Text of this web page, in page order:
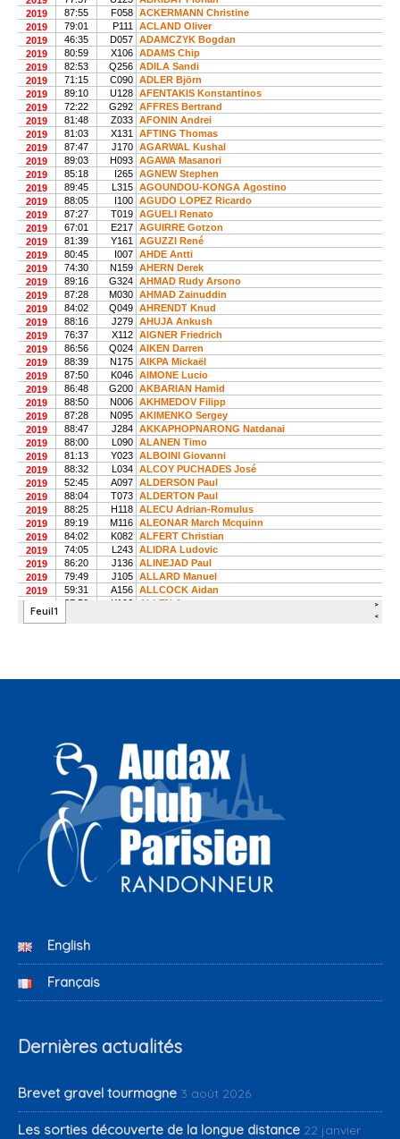
English
Français
Dernières actualités
Brevet gravel tourmagne 3 août 2026
Les sorties découverte de la longue distance 22 janvier